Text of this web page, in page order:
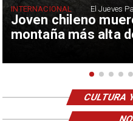
Joven chileno
montaña más alta
INTERNACIONAL El Jueves
CULTURA